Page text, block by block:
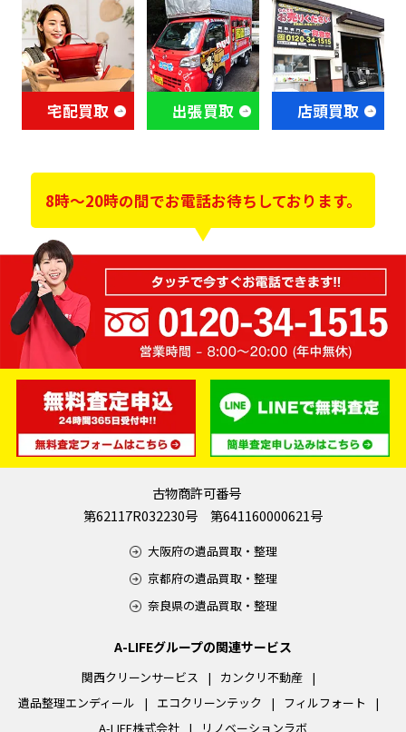
宅配買取 出張買取 店頭買取
8時～20時の間でお電話お待ちしております。
古物商許可番号
第62117R032230号 第641160000621号
大阪府の遺品買取・整理
京都府の遺品買取・整理
奈良県の遺品買取・整理
A-LIFEグループの関連サービス
関西クリーンサービス
カンクリ不動産
遺品整理エンディール
エコクリーンテック
フィルフォート
A-LIFE株式会社
リノベーションラボ